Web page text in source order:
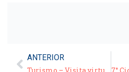
ANTERIOR